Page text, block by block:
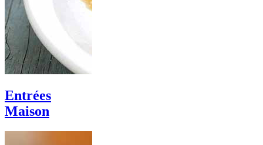
Entrées
Maison